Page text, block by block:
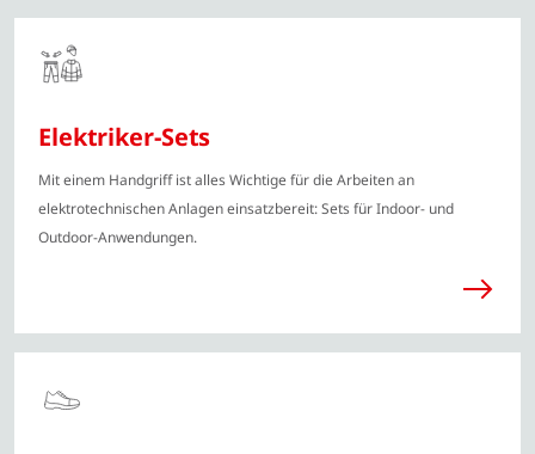
Elektriker-Sets
Mit einem Handgriff ist alles Wichtige für die Arbeiten an
elektrotechnischen Anlagen einsatzbereit: Sets für Indoor- und
Outdoor-Anwendungen.